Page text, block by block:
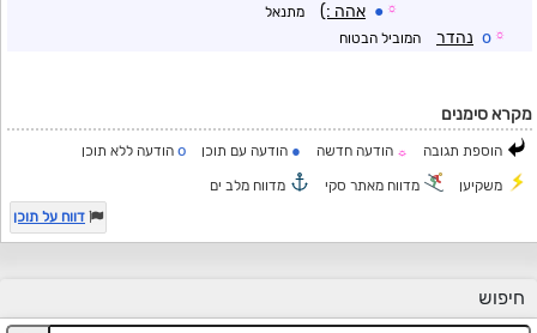
☼
● אהה :) מתנאל
☼
o נהדר המוביל הבטוח
מקרא סימנים
הוספת תגובה ☼ הודעה חדשה ● הודעה עם תוכן o הודעה ללא תוכן
משקיען מדווח מאתר סקי
מדווח מלב ים
דווח על תוכן
חיפוש